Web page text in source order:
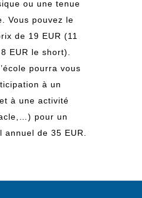
ou une tenue
Vous pouvez le
de 19 EUR (11
EUR le short).
pourra vous
à un
à une activité
pour un
annuel de 35 EUR.